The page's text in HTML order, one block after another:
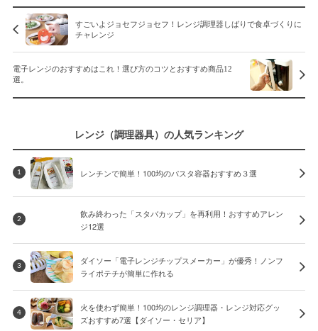
すごいよジョセフジョセフ！レンジ調理器しばりで食卓づくりに
チャレンジ
電子レンジのおすすめはこれ！選び方のコツとおすすめ商品12
選。
レンジ（調理器具）の人気ランキング
1 レンチンで簡単！100均のパスタ容器おすすめ３選
2
飲み終わった「スタバカップ」を再利用！おすすめアレン
ジ12選
3
ダイソー「電子レンジチップスメーカー」が優秀！ノンフ
ライポテチが簡単に作れる
4
火を使わず簡単！100均のレンジ調理器・レンジ対応グッ
ズおすすめ7選【ダイソー・セリア】